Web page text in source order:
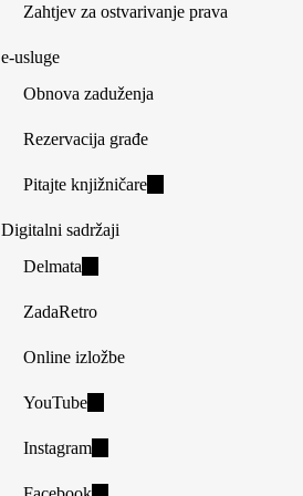
Zahtjev za ostvarivanje prava
e-usluge
Obnova zaduženja
Rezervacija građe
Pitajte knjižničare(link
Digitalni sadržaji
Delmata
external)
ZadaRetro
Online izložbe
YouTube(link
external)
Instagram(link